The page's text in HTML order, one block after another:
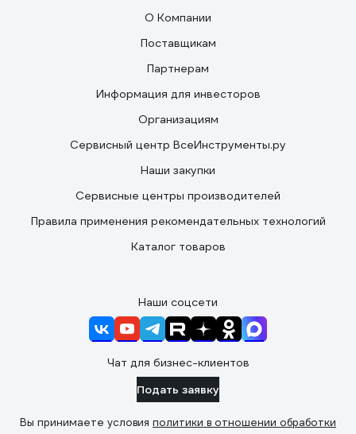
О Компании
Поставщикам
Партнерам
Информация для инвесторов
Организациям
Сервисный центр ВсеИнструменты.ру
Наши закупки
Сервисные центры производителей
Правила применения рекомендательных технологий
Каталог товаров
Наши соцсети
Чат для бизнес-клиентов
Подать заявку
Вы принимаете условия политики в отношении обработки